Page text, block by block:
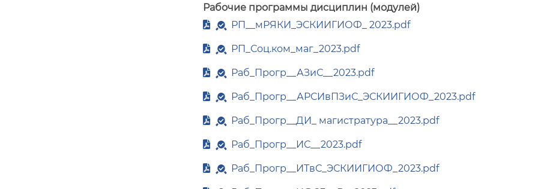
Рабочие программы дисциплин (модулей)
РП__мРЯКИ_ЭСКИИГИОФ_ 2023.pdf
РП_Соц.ком_маг_2023.pdf
Раб_Прогр__АЗиС__2023.pdf
Раб_Прогр__АРСИвПЗиС_ЭСКИИГИОФ_2023.pdf
Раб_Прогр__ДИ_ магистратура__2023.pdf
Раб_Прогр__ИС__2023.pdf
Раб_Прогр__ИТвС_ЭСКИИГИОФ_2023.pdf